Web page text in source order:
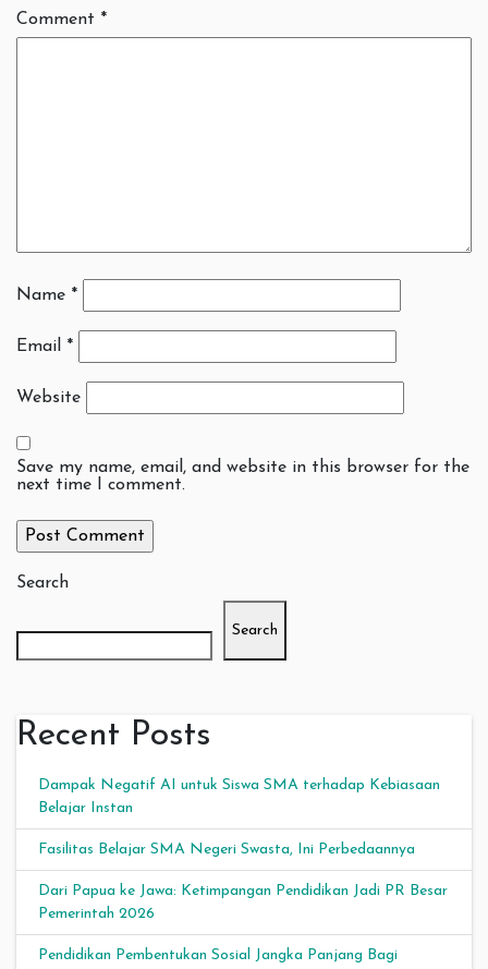
Comment *
Name *
Email *
Website
Save my name, email, and website in this browser for the
next time I comment.
Search
Search
Recent Posts
Dampak Negatif AI untuk Siswa SMA terhadap Kebiasaan
Belajar Instan
Fasilitas Belajar SMA Negeri Swasta, Ini Perbedaannya
Dari Papua ke Jawa: Ketimpangan Pendidikan Jadi PR Besar
Pemerintah 2026
Pendidikan Pembentukan Sosial Jangka Panjang Bagi